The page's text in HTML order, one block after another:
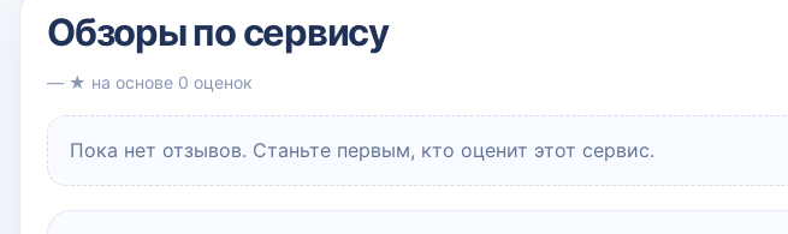
Обзоры по сервису
— ★ на основе 0 оценок
Пока нет отзывов. Станьте первым, кто оценит этот сервис.